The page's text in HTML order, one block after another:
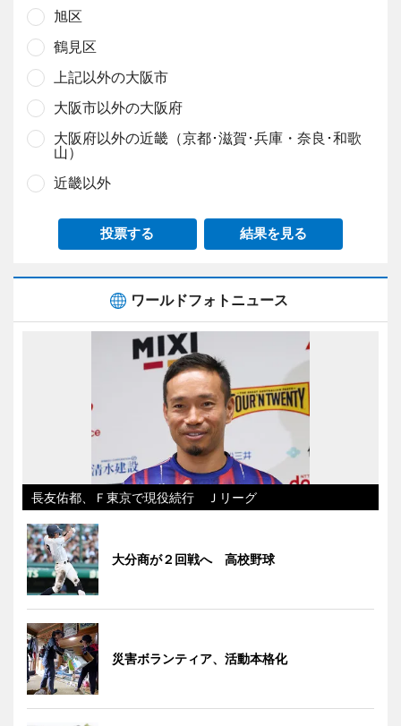
旭区
鶴見区
上記以外の大阪市
大阪市以外の大阪府
大阪府以外の近畿（京都･滋賀･兵庫・奈良･和歌
山）
近畿以外
投票する 結果を見る
ワールドフォトニュース
長友佑都、Ｆ東京で現役続行 Ｊリーグ
大分商が２回戦へ 高校野球
災害ボランティア、活動本格化